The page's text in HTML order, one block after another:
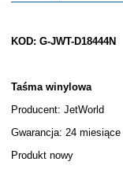
KOD: G-JWT-D18444N
Taśma winylowa
Producent: JetWorld
Gwarancja: 24 miesiące
Produkt nowy